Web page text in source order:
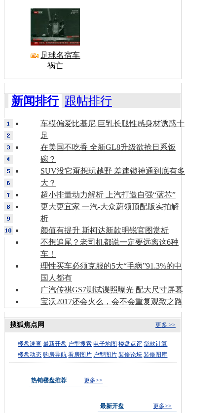
足球名宿车
祸亡
新闻排行 跟帖排行
车模偏爱比基尼 巨乳长腿性感身材诱惑十
足
在美国不吃香 全新GL8升级欲抢日系饭
碗？
SUV没它甭想玩越野 差速锁神通到底有多
大？
超小排量动力解析 上汽打造自强“蓝芯”
更大更宜家 一汽-大众蔚领顶配版实拍解
析
颜值有提升 斯柯达新款明锐官图赏析
不想追尾？老司机都说一定要远离这6种
车！
理性买车必须克服的5大“毛病”91.3%的中
国人都有
广汽传祺GS7测试谍照曝光 配大尺寸屏幕
宝沃2017还会火么，会不会重复观致之路
更多 >>
搜狐焦点网
楼盘速查 最新开盘 户型搜索 电子地图 楼盘点评 贷款计算
楼盘动态 购房导航 看房图片 户型图片 装修论坛 装修图库
热销楼盘推荐 更多>>
最新开盘 更多>>